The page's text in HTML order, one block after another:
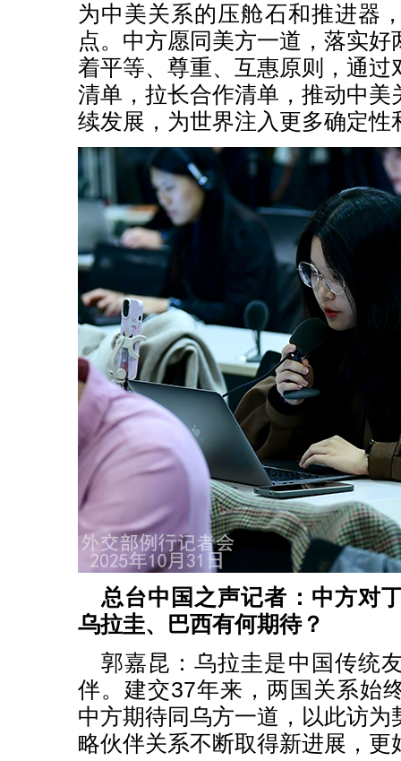
为中美关系的压舱石和推进器
点。中方愿同美方一道，落实
着平等、尊重、互惠原则，通过
清单，拉长合作清单，推动中美
续发展，为世界注入更多确定性
总台中国之声记者：中方对
乌拉圭、巴西有何期待？
郭嘉昆：乌拉圭是中国传统
伴。建交37年来，两国关系始
中方期待同乌方一道，以此访为
略伙伴关系不断取得新进展，更